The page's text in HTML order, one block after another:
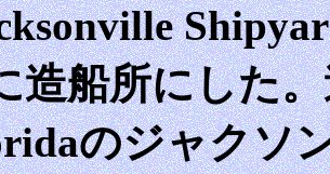
造船所にした
のジャクソ